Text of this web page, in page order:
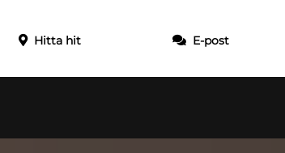
E-post
Hitta hit